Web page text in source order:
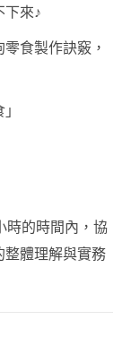
來♪
食製作訣竅，
時的時間內，協
體理解與實務